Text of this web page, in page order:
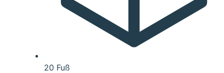
20 Fuß